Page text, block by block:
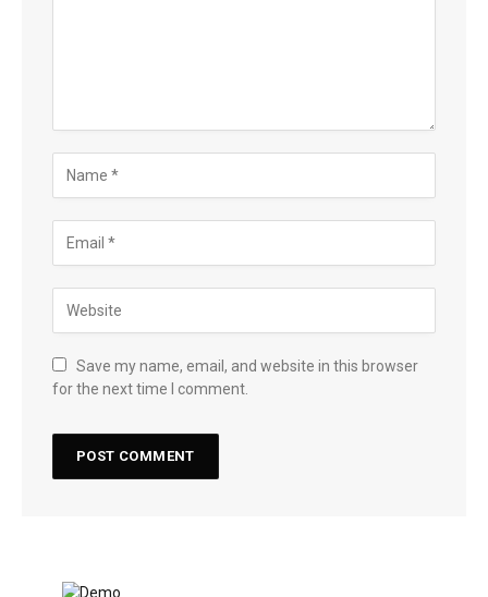
Save my name, email, and website in this browser
for the next time I comment.